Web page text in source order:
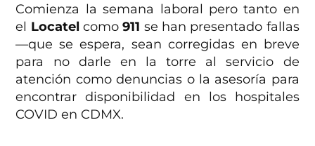
Comienza la semana laboral pero tanto en
el Locatel como911 se han presentado fallas
—que se espera, sean corregidas en breve
para no darle en la torre al servicio de
atención como denuncias o la asesoría para
encontrar disponibilidad en los hospitales
COVID en CDMX.